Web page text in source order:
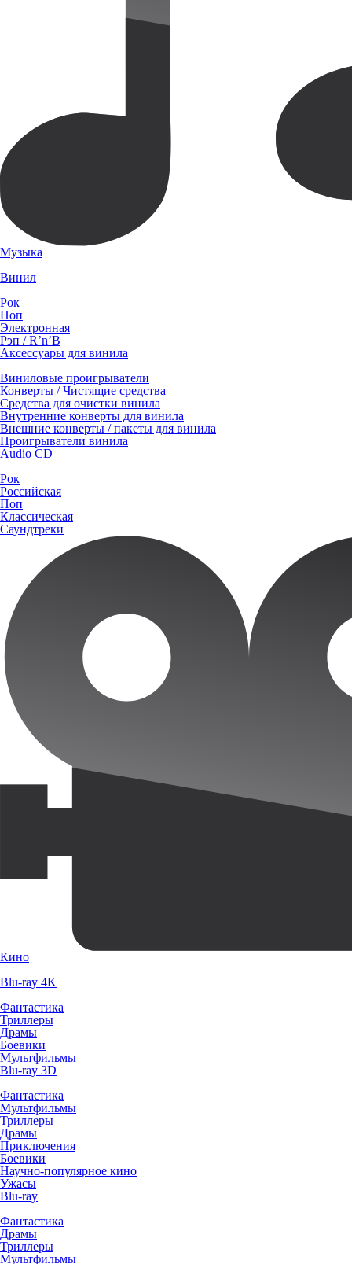
Музыка
Винил
Рок
Поп
Электронная
Рэп / R’n’B
Аксессуары для винила
Виниловые проигрыватели
Конверты / Чистящие средства
Средства для очистки винила
Внутренние конверты для винила
Внешние конверты / пакеты для винила
Проигрыватели винила
Audio CD
Рок
Российская
Поп
Классическая
Саундтреки
Кино
Blu-ray 4K
Фантастика
Триллеры
Драмы
Боевики
Мультфильмы
Blu-ray 3D
Фантастика
Мультфильмы
Триллеры
Драмы
Приключения
Боевики
Научно-популярное кино
Ужасы
Blu-ray
Фантастика
Драмы
Триллеры
Мультфильмы